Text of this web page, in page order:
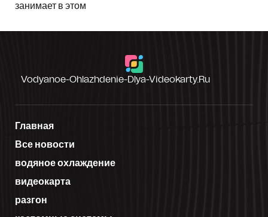
занимает в этом
Vodyanoe-Ohlazhdenie-Dlya-Videokarty.ru
Главная
Все новости
водяное охлаждение
видеокарта
разгон